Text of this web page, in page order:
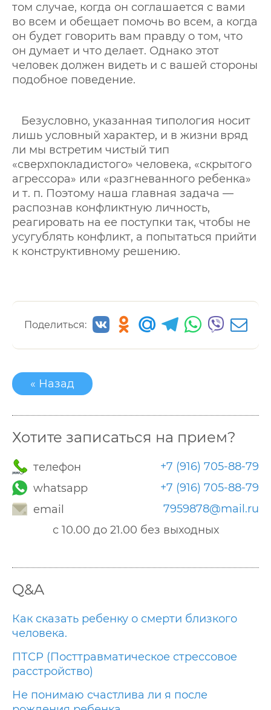
том случае, когда он соглашается с вами
во всем и обещает помочь во всем, а когда
он будет говорить вам правду о том, что
он думает и что делает. Однако этот
человек должен видеть и с вашей стороны
подобное поведение.
Безусловно, указанная типология носит
лишь условный характер, и в жизни вряд
ли мы встретим чистый тип
«сверхпокладистого» человека, «скрытого
агрессора» или «разгневанного ребенка»
и т. п. Поэтому наша главная задача —
распознав конфликтную личность,
реагировать на ее поступки так, чтобы не
усугублять конфликт, а попытаться прийти
к конструктивному решению.
Поделиться:
« Назад
Хотите записаться на прием?
телефон
+7 (916) 705-88-79
whatsapp
+7 (916) 705-88-79
email
7959878@mail.ru
с 10.00 до 21.00 без выходных
Q&A
Как сказать ребенку о смерти близкого
человека.
ПТСР (Посттравматическое стрессовое
расстройство)
Не понимаю счастлива ли я после